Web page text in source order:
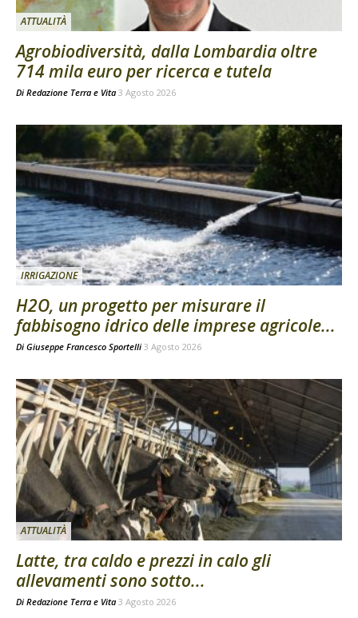
ATTUALITÀ
Agrobiodiversità, dalla Lombardia oltre
714 mila euro per ricerca e tutela
Di Redazione Terra e Vita 3 Agosto 2026
IRRIGAZIONE
H2O, un progetto per misurare il
fabbisogno idrico delle imprese agricole...
Di Giuseppe Francesco Sportelli 3 Agosto 2026
ATTUALITÀ
Latte, tra caldo e prezzi in calo gli
allevamenti sono sotto...
Di Redazione Terra e Vita 3 Agosto 2026